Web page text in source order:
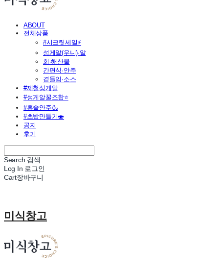
ABOUT
전체상품
#시크릿세일⚡
성게알(우니)·알
회·해산물
간편식·안주
곁들임·소스
#제철성게알
#성게알꿀조합⭐
#홈술안주🍶
#초밥만들기🍣
공지
후기
Search 검색
Log In 로그인
Cart장바구니
미식창고